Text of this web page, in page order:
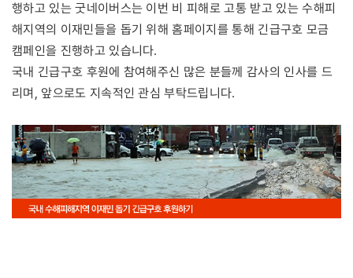
행하고 있는 굿네이버스는 이번 비 피해로 고통 받고 있는 수해피
해지역의 이재민들을 돕기 위해 홈페이지를 통해 긴급구호 모금
캠페인을 진행하고 있습니다.
국내 긴급구호 후원에 참여해주신 많은 분들께 감사의 인사를 드
리며, 앞으로도 지속적인 관심 부탁드립니다.